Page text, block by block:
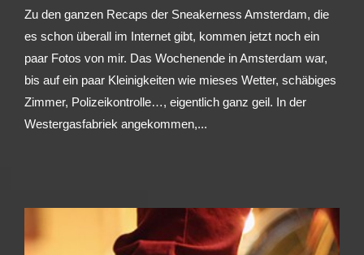
Zu den ganzen Recaps der Sneakerness Amsterdam, die
es schon überall im Internet gibt, kommen jetzt noch ein
paar Fotos von mir. Das Wochenende in Amsterdam war,
bis auf ein paar Kleinigkeiten wie mieses Wetter, schäbiges
Zimmer, Polizeikontrolle…, eigentlich ganz geil. In der
Westergasfabriek angekommen,...